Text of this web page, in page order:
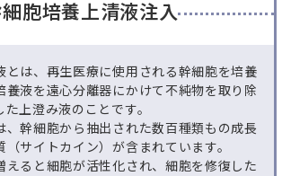
胞培養上清液注入
とは、再生医療に使用される幹細胞を培養
養液を遠心分離器にかけて不純物を取り除
上澄み液のことです。
、幹細胞から抽出された数百種類もの成長
（サイトカイン）が含まれています。
えると細胞が活性化され、細胞を修復した